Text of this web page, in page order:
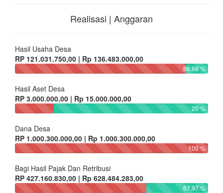
Realisasi | Anggaran
Hasil Usaha Desa
RP 121.031.750,00 | Rp 136.483.000,00
88.68 %
Hasil Aset Desa
RP 3.000.000,00 | Rp 15.000.000,00
20 %
Dana Desa
RP 1.000.300.000,00 | Rp 1.000.300.000,00
100 %
Bagi Hasil Pajak Dan Retribusi
RP 427.160.830,00 | Rp 628.484.283,00
67.97 %